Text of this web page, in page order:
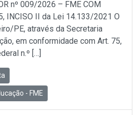
nº 009/2026 – FME COM
INCISO II da Lei 14.133/2021 O
PE, através da Secretaria
em conformidade com Art. 75,
n.º […]
- FME